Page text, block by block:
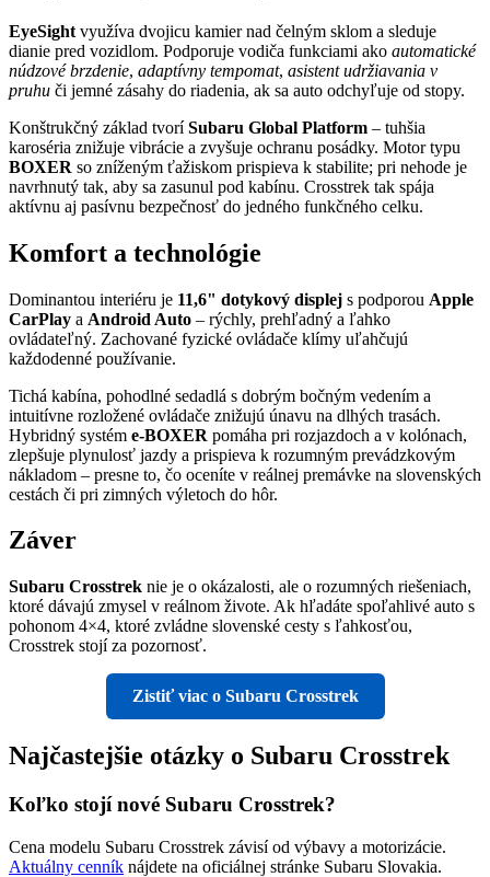
EyeSight využíva dvojicu kamier nad čelným sklom a sleduje
dianie pred vozidlom. Podporuje vodiča funkciami ako automatické
núdzové brzdenie, adaptívny tempomat, asistent udržiavania v
pruhu či jemné zásahy do riadenia, ak sa auto odchyľuje od stopy.
Konštrukčný základ tvoríSubaru Global Platform – tuhšia
karoséria znižuje vibrácie a zvyšuje ochranu posádky. Motor typu
BOXER so zníženým ťažiskom prispieva k stabilite; pri nehode je
navrhnutý tak, aby sa zasunul pod kabínu. Crosstrek tak spája
aktívnu aj pasívnu bezpečnosť do jedného funkčného celku.
Komfort a technológie
Dominantou interiéru je 11,6" dotykový displej s podporou Apple
CarPlay a Android Auto – rýchly, prehľadný a ľahko
ovládateľný. Zachované fyzické ovládače klímy uľahčujú
každodenné používanie.
Tichá kabína, pohodlné sedadlá s dobrým bočným vedením a
intuitívne rozložené ovládače znižujú únavu na dlhých trasách.
Hybridný systém e-BOXER pomáha pri rozjazdoch a v kolónach,
zlepšuje plynulosť jazdy a prispieva k rozumným prevádzkovým
nákladom – presne to, čo oceníte v reálnej premávke na slovenských
cestách či pri zimných výletoch do hôr.
Záver
Subaru Crosstrek nie je o okázalosti, ale o rozumných riešeniach,
ktoré dávajú zmysel v reálnom živote. Ak hľadáte spoľahlivé auto s
pohonom 4×4, ktoré zvládne slovenské cesty s ľahkosťou,
Crosstrek stojí za pozornosť.
Zistiť viac o Subaru Crosstrek
Najčastejšie otázky o Subaru Crosstrek
Koľko stojí nové Subaru Crosstrek?
Cena modelu Subaru Crosstrek závisí od výbavy a motorizácie.
Aktuálny cenník nájdete na oficiálnej stránke Subaru Slovakia.